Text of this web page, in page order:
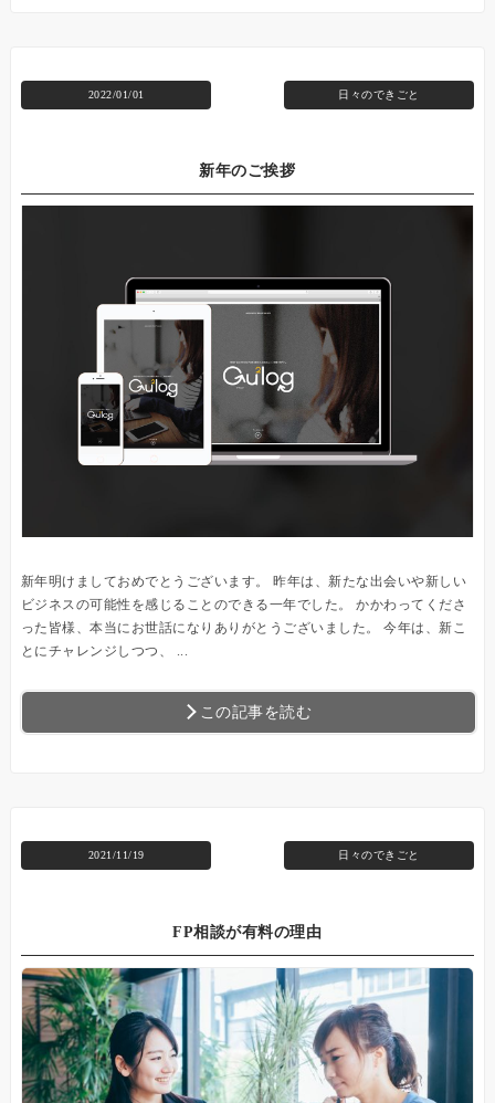
2022/01/01 日々のできごと
新年のご挨拶
新年明けましておめでとうございます。 昨年は、新たな出会いや新しい
ビジネスの可能性を感じることのできる一年でした。 かかわってくださ
った皆様、本当にお世話になりありがとうございました。 今年は、新こ
とにチャレンジしつつ、 ...
この記事を読む
2021/11/19 日々のできごと
FP相談が有料の理由